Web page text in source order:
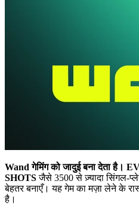
Wand गेमिंग को जादुई बना देता है।
SHOTSजैसे 3500 से ज़्यादा सिंगल-
बेहतर बनाएँ। यह गेम का मज़ा लेने के
है।